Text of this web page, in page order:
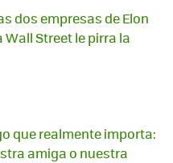
dos empresas de Elon
Street le pirra la
que realmente importa:
amiga o nuestra